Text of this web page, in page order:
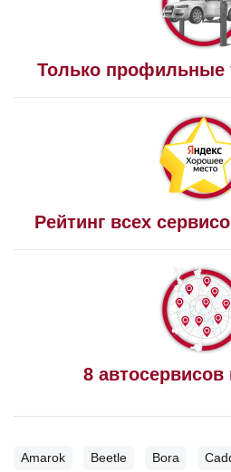
Только профильные
Рейтинг всех
8
Amarok Beetle Bora